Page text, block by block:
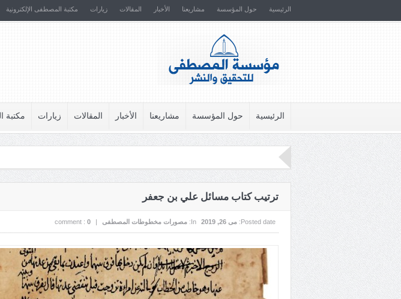
الرئيسية حول المؤسسة مشاريعنا الأخبار المقالات زيارات مكتبة المصطفى الإلكترونية
الرئيسية حول المؤسسة مشاريعنا الأخبار المقالات زيارات مكتبة
ترتيب كتاب مسائل علي بن جعفر
Posted date: می 26, 2019 In: مصورات مخطوطات المصطفى |
comment : 0